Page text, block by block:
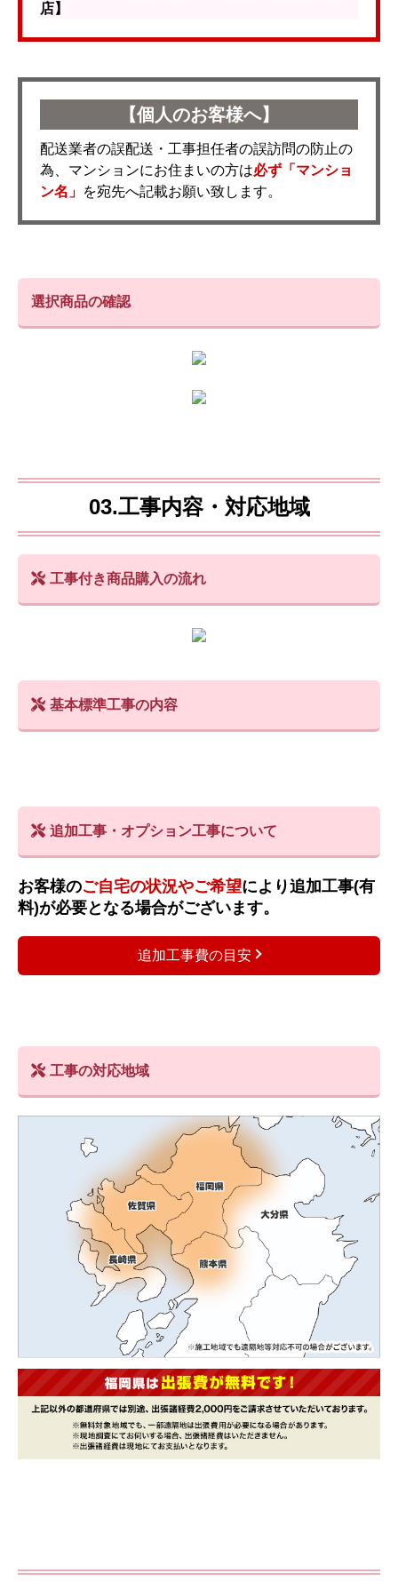
店】
【個人のお客様へ】
配送業者の誤配送・工事担任者の誤訪問の防止の
為、マンションにお住まいの方は必ず「マンショ
ン名」 を宛先へ記載お願い致します。
選択商品の確認
03.工事内容・対応地域
工事付き商品購入の流れ
基本標準工事の内容
追加工事・オプション工事について
お客様のご自宅の状況やご希望により追加工事(有
料)が必要となる場合がございます。
追加工事費の目安
工事の対応地域